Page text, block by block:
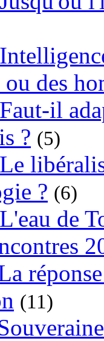
des
il
? (5)
? (6)
de
(11)